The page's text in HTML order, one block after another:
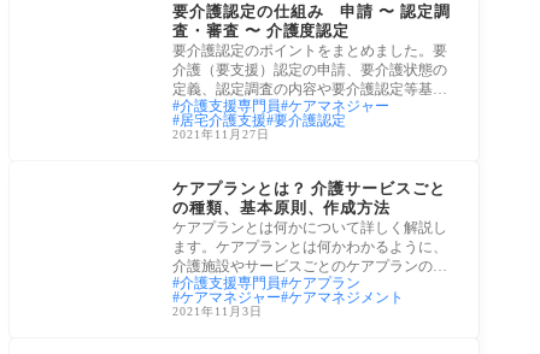
要介護認定の仕組み 申請 〜 認定調
査・審査 〜 介護度認定
要介護認定のポイントをまとめました。要
介護（要支援）認定の申請、要介護状態の
定義、認定調査の内容や要介護認定等基準
時間な
介護支援専門員 ケアマネジャー
居宅介護支援 要介護認定
2021年11月27日
ケアプランとは？ 介護サービスごと
の種類、基本原則、作成方法
ケアプランとは何かについて詳しく解説し
ます。ケアプランとは何かわかるように、
介護施設やサービスごとのケアプランの種
類、ケ
介護支援専門員 ケアプラン
ケアマネジャー ケアマネジメント
2021年11月3日